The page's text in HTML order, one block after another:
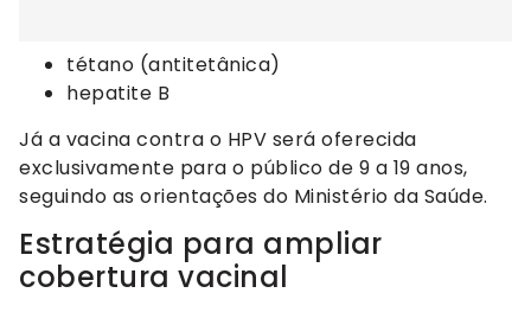
tétano (antitetânica)
hepatite B
Já a vacina contra o HPV será oferecida
exclusivamente para o público de 9 a 19 anos,
seguindo as orientações do Ministério da Saúde.
Estratégia para ampliar
cobertura vacinal